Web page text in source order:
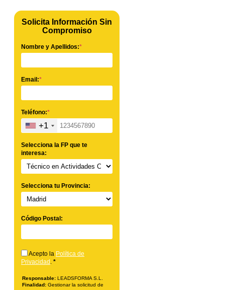
Solicita Información Sin
Compromiso
Nombre y Apellidos:*
Email:*
Teléfono:*
+1
Selecciona la FP que te
interesa:
Selecciona tu Provincia:
Código Postal:
Acepto la Política de
Privacidad . *
Responsable: LEADSFORMA S.L.
Finalidad: Gestionar la solicitud de